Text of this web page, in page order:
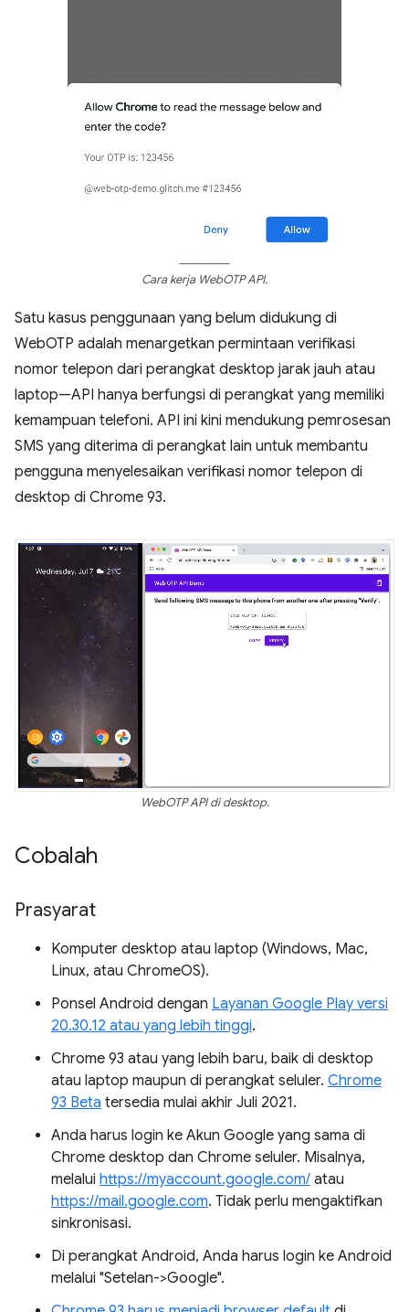
Cara kerja WebOTP API.
Satu kasus penggunaan yang belum didukung di
WebOTP adalah menargetkan permintaan verifikasi
nomor telepon dari perangkat desktop jarak jauh atau
laptop—API hanya berfungsi di perangkat yang memiliki
kemampuan telefoni. API ini kini mendukung pemrosesan
SMS yang diterima di perangkat lain untuk membantu
pengguna menyelesaikan verifikasi nomor telepon di
desktop di Chrome 93.
WebOTP API di desktop.
Cobalah
Prasyarat
Komputer desktop atau laptop (Windows, Mac,
Linux, atau ChromeOS).
Ponsel Android dengan Layanan Google Play versi
20.30.12 atau yang lebih tinggi.
Chrome 93 atau yang lebih baru, baik di desktop
atau laptop maupun di perangkat seluler. Chrome
93 Beta tersedia mulai akhir Juli 2021.
Anda harus login ke Akun Google yang sama di
Chrome desktop dan Chrome seluler. Misalnya,
melalui https://myaccount.google.com/ atau
https://mail.google.com. Tidak perlu mengaktifkan
sinkronisasi.
Di perangkat Android, Anda harus login ke Android
melalui "Setelan->Google".